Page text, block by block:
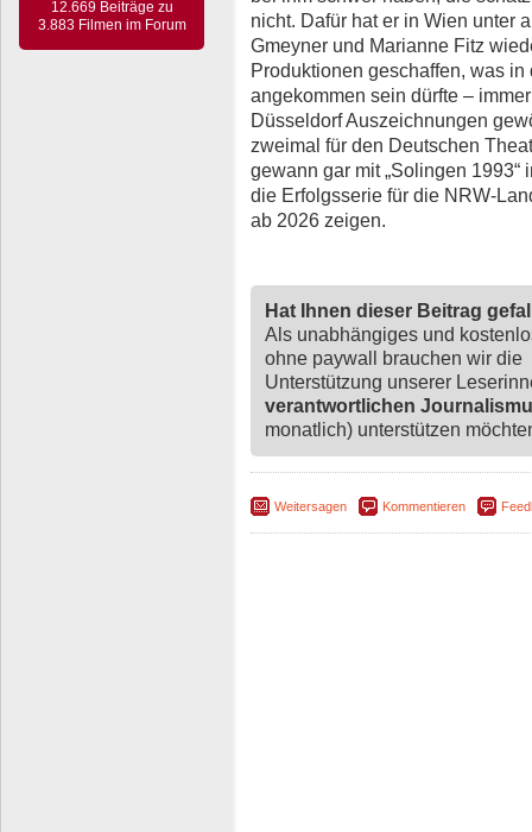
12.669 Beiträge zu
3.883 Filmen im Forum
nicht. Dafür hat er in Wien unter
Gmeyner und Marianne Fitz
Produktionen geschaffen, was
angekommen sein dürfte –
Düsseldorf Auszeichnungen
zweimal für den Deutschen
gewann gar mit „Solingen
die Erfolgsserie für die NRW-
ab 2026 zeigen.
Hat Ihnen dieser Beitrag
Als unabhängiges und
ohne paywall brauchen wir die
Unterstützung unserer
verantwortlichen
monatlich) unterstützen
Weitersagen Kommentieren